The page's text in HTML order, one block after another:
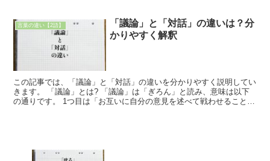
言葉の違い【2語】
「議論」と「対話」の違いは？分
かりやすく解釈
この記事では、「議論」と「対話」の違いを分かりやすく説明してい
きます。 「議論」とは? 「議論」は「ぎろん」と読み、意味は以下
の通りです。 1つ目は「お互いに自分の意見を述べて戦わせること」